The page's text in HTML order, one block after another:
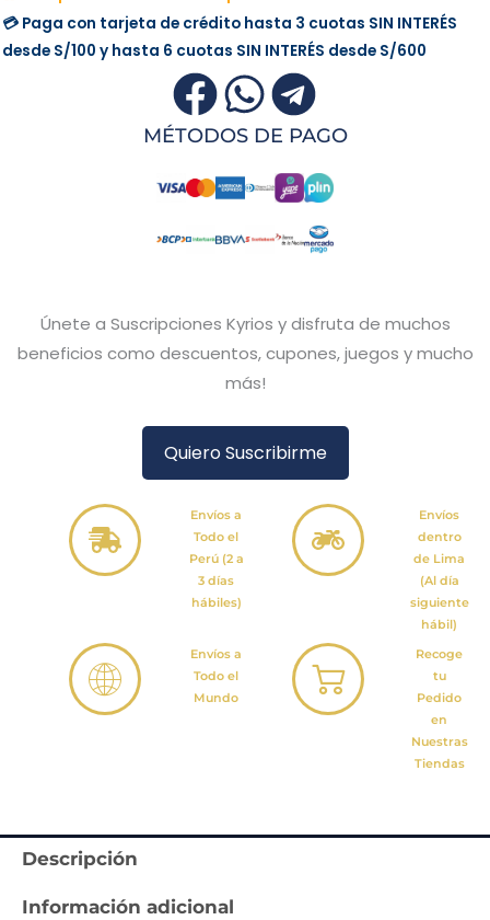
💳 Paga con tarjeta de crédito hasta 3 cuotas SIN INTERÉS
desde S/100 y hasta 6 cuotas SIN INTERÉS desde S/600
MÉTODOS DE PAGO
Únete a Suscripciones Kyrios y disfruta de muchos
beneficios como descuentos, cupones, juegos y mucho
más!
Quiero Suscribirme
Envíos a
Todo el
Perú (2 a
3 días
hábiles)
Envíos
dentro
de Lima
(Al día
siguiente
hábil)
Envíos a
Todo el
Mundo
Recoge
tu
Pedido
en
Nuestras
Tiendas
Descripción
Información adicional